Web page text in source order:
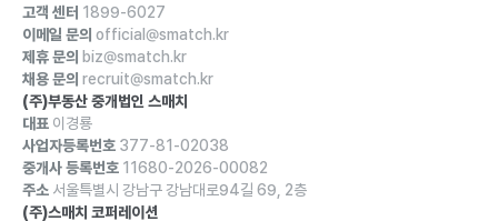
고객 센터 1899-6027
이메일 문의 official@smatch.kr
제휴 문의 biz@smatch.kr
채용 문의 recruit@smatch.kr
(주)부동산 중개법인 스매치
대표 이경룡
사업자등록번호 377-81-02038
중개사 등록번호 11680-2026-00082
주소 서울특별시 강남구 강남대로94길 69, 2층
(주)스매치 코퍼레이션